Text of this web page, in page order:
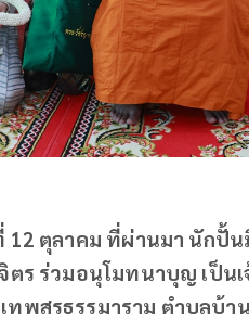
ตุลาคม ที่ผ่านมา นักปั้น
ตร ร่วมอนุโมทนาบุญ เป็
สรธรรมาราม ตำบลบ้า